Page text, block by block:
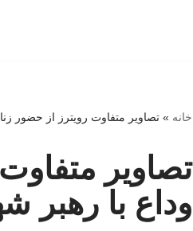
خانه »تصاویر متفاوت رویترز از حضور
تصاویر
وداع با